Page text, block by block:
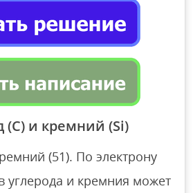
(C) и кремний (Si)
(51). По электрону
углерода и кремния может